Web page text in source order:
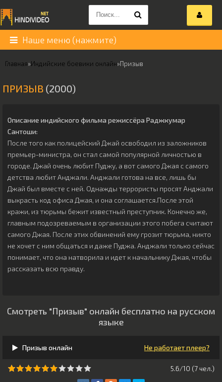
Наше меню (нажмите)
Главная»Индийские боевики онлайн»Призыв
ПРИЗЫВ (2000)
Описание индийского фильма режиссёра Раджкумар
Сантоши:
После того как полицейский Джай освободил из заложников
премьер-министра, он стал самой популярной личностью в
городе. Джай очень любит Пуджу, а вот самого Джая с самого
детства любит Анджали. Анджали готова на все, лишь бы
Джай был вместе с ней. Однажды террористы просят Анджали
выкрасть код офиса Джая, и она соглашается.После этой
кражи, из тюрьмы бежит известный преступник. Конечно же,
главным подозреваемым в организации этого побега считают
самого Джая. После этих обвинений ему грозит тюрьма, никто
не хочет с ним общаться и даже Пуджа. Анджали только сейчас
понимает, что она натворила и идет к начальнику Джая, чтобы
рассказать всю правду.
Смотреть "Призыв" онлайн бесплатно на русском
языке
Призыв онлайн Не работает плеер?
5.6/10 (7 чeл.)